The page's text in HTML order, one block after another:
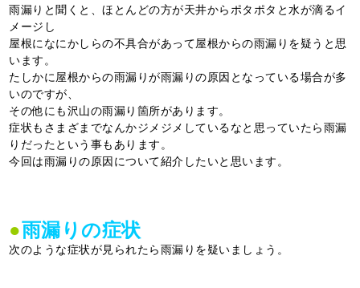
雨漏りと聞くと、ほとんどの方が天井からポタポタと水が滴るイ
メージし
屋根になにかしらの不具合があって屋根からの雨漏りを疑うと思
います。
たしかに屋根からの雨漏りが雨漏りの原因となっている場合が多
いのですが、
その他にも沢山の雨漏り箇所があります。
症状もさまざまでなんかジメジメしているなと思っていたら雨漏
りだったという事もあります。
今回は雨漏りの原因について紹介したいと思います。
●雨漏りの症状
次のような症状が見られたら雨漏りを疑いましょう。